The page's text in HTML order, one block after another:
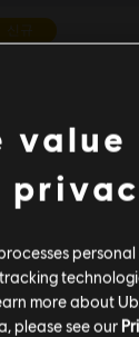
신규
신규
름 e스포츠 2026 팩
value
more about
please see our